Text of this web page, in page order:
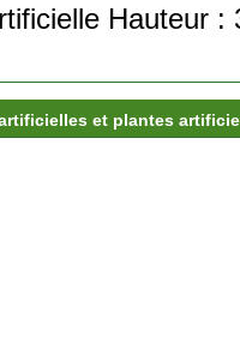
Hauteur :
et plantes